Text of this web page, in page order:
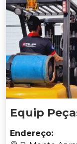
Equip
Endereço: